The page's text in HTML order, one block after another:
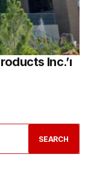
Inc.’ı
SEARCH